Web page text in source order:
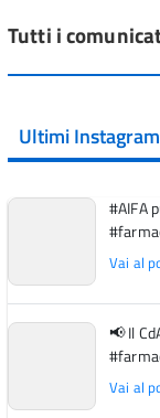
Tutti i
Ultimi Instagram
#AIFA
Vai al
📢 Il
Vai al